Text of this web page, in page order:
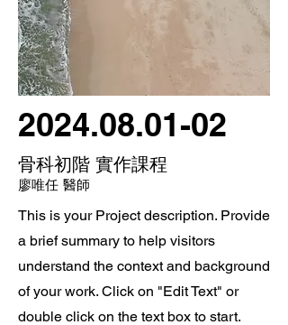
2024.08.01-02
骨科初階 實作課程
廖唯任 醫師
This is your Project description. Provide
a brief summary to help visitors
understand the context and background
of your work. Click on "Edit Text" or
double click on the text box to start.